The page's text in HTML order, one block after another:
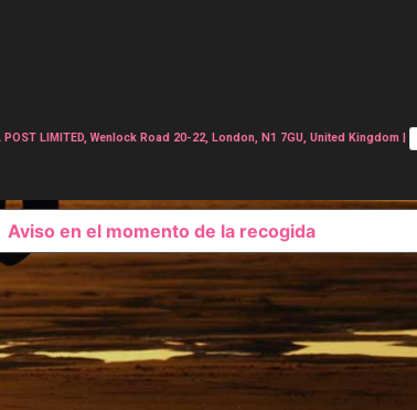
POST LIMITED, Wenlock Road 20-22, London, N1 7GU, United Kingdom |
Aviso en el momento de la recogida